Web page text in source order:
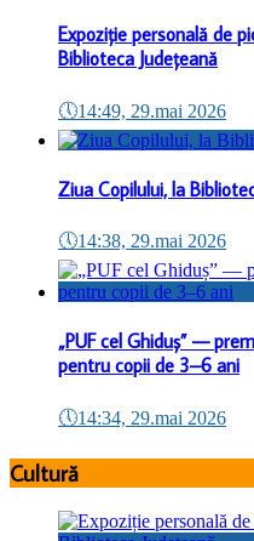
Expoziție personală de
Biblioteca Județeană
🕔14:49, 29.mai 2026
Ziua Copilului, la
🕔14:38, 29.mai 2026
„PUF cel Ghiduș” —
pentru copii de 3–6 ani
🕔14:34, 29.mai 2026
Cultură